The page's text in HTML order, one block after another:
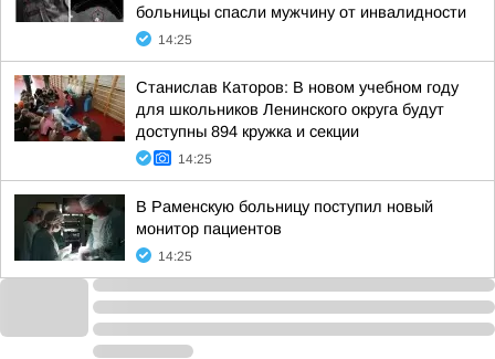
больницы спасли мужчину от инвалидности
14:25
Станислав Каторов: В новом учебном году
для школьников Ленинского округа будут
доступны 894 кружка и секции
14:25
В Раменскую больницу поступил новый
монитор пациентов
14:25